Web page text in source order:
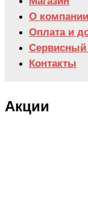
О компании
Оплата и
Сервисный
Контакты
Акции